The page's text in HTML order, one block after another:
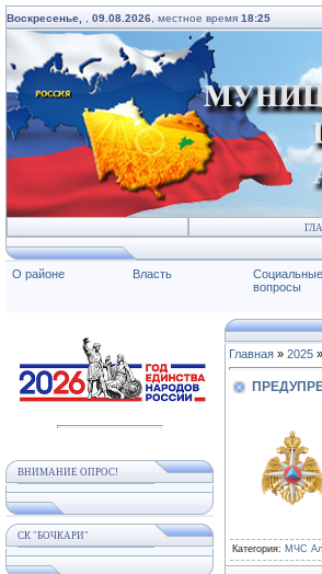
Воскресенье, 09.08.2026 , местное время 18:25
О районе Власть
Социальные
вопросы
ВНИМАНИЕ ОПРОС!
СК "БОЧКАРИ"
Главная » 2025 »
Категория: МЧС